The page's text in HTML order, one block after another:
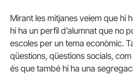
Mirant les mitjanes veiem que hi
hi ha un perfil d’alumnat que no
escoles per un tema econòmic.
qüestions, qüestions socials,
és que també hi ha una